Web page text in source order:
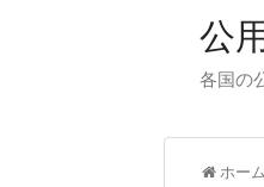
公
各国の
ホーム